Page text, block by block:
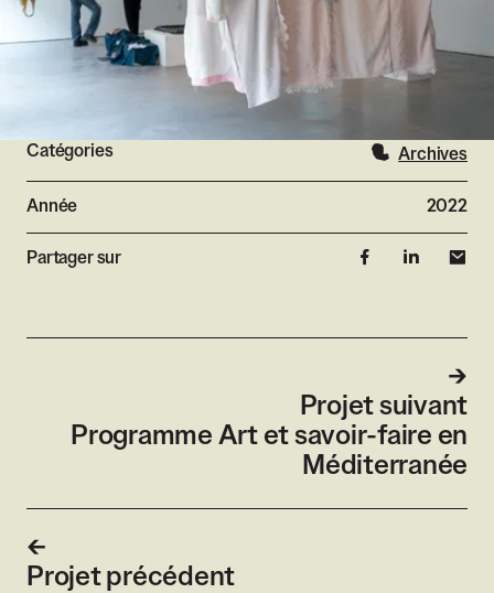
Catégories Archives
Année 2022
Partager sur
Projet précédent
Projet suivant
Programme Art et savoir-faire en
Méditerranée